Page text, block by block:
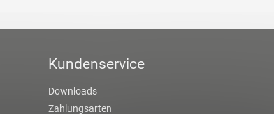
Kundenservice
Downloads
Zahlungsarten